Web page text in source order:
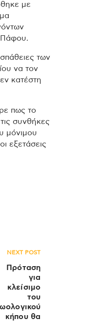
με
Πάφου.
των
να τον
κατέστη
πως το
συνθήκες
μόνιμου
εξετάσεις
NEXT POST
Πρόταση
για
κλείσιμο
του
κήπου θα